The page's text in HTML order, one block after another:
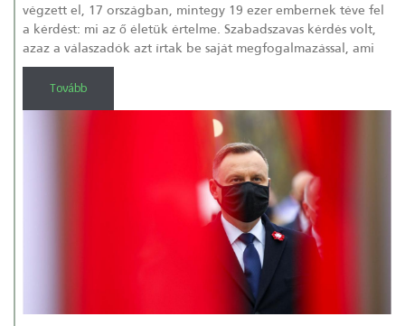
végzett el, 17 országban, mintegy 19 ezer embernek téve fel
a kérdést: mi az ő életük értelme. Szabadszavas kérdés volt,
azaz a válaszadók azt írtak be saját megfogalmazással, ami
Tovább